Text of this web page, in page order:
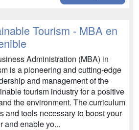
Tourism - MBA en
Administration (MBA) in
is a pioneering and cutting-edge
and management of the
tourism industry for a positive
the environment. The curriculum
and tools necessary to boost your
and enable yo...